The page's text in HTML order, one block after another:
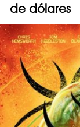
de dólares